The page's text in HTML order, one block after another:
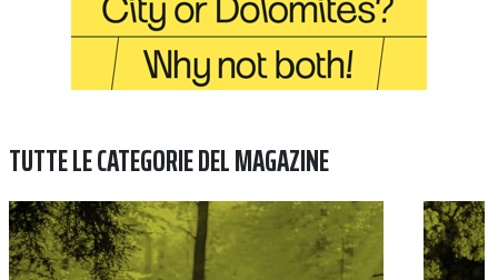
TUTTE LE CATEGORIE DEL MAGAZINE